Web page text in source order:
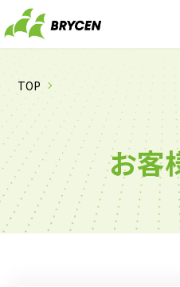
TOP
お客